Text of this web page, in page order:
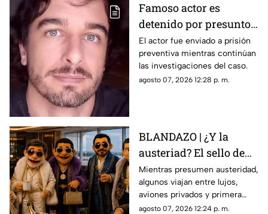
Famoso actor es
detenido por presunto
abuso de un niño;
aseguró que lo
confundió con su novia
El actor fue enviado a prisión
preventiva mientras continúan
las investigaciones del caso.
agosto 07, 2026 12:28 p. m.
BLANDAZO | ¿Y la
austeriad? El sello de
Morena es viajar sin
pena
Mientras presumen austeridad,
algunos viajan entre lujos,
aviones privados y primera
clase. Al parecer ya se abrieron
agosto 07, 2026 12:24 p. m.